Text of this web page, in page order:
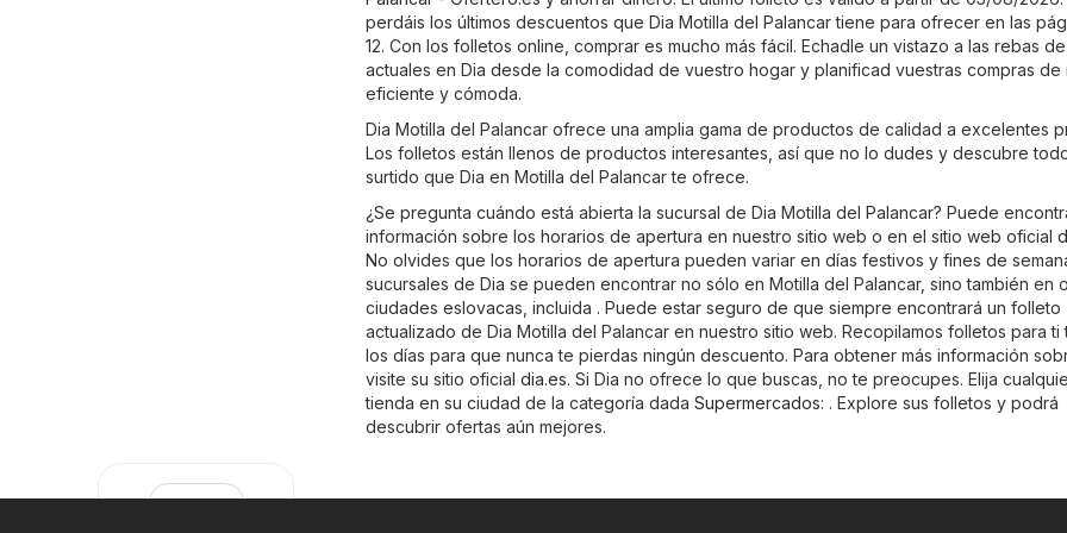
perdáis los últimos descuentos que Dia Motilla del Palancar tiene para ofrecer en las
12. Con los folletos online, comprar es mucho más fácil. Echadle un vistazo a las rebas
actuales en Dia desde la comodidad de vuestro hogar y planificad vuestras compras de
eficiente y cómoda.
Dia Motilla del Palancar ofrece una amplia gama de productos de calidad a excelentes
Los folletos están llenos de productos interesantes, así que no lo dudes y descubre
surtido que Dia en Motilla del Palancar te ofrece.
¿Se pregunta cuándo está abierta la sucursal de Dia Motilla del Palancar? Puede
información sobre los horarios de apertura en nuestro sitio web o en el sitio web oficial
No olvides que los horarios de apertura pueden variar en días festivos y fines de
sucursales de Dia se pueden encontrar no sólo en Motilla del Palancar, sino también en
ciudades eslovacas, incluida . Puede estar seguro de que siempre encontrará un folleto
actualizado de Dia Motilla del Palancar en nuestro sitio web. Recopilamos folletos para ti
los días para que nunca te pierdas ningún descuento. Para obtener más información
visite su sitio oficial dia.es. Si Dia no ofrece lo que buscas, no te preocupes. Elija
tienda en su ciudad de la categoría dada Supermercados: . Explore sus folletos y podrá
descubrir ofertas aún mejores.